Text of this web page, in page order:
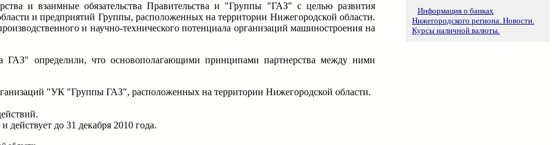
и взаимные обязательства Правительства и "Группы "ГАЗ" с целью развития
и предприятий Группы, расположенных на территории Нижегородской области.
и научно-технического потенциала организаций машиностроения на
ГАЗ" определили, что основополагающими принципами партнерства между ними
"УК "Группы ГАЗ", расположенных на территории Нижегородской области.
действует до 31 декабря 2010 года.
Информация о банках
Нижегородского региона. Новости.
Курсы наличной валюты.